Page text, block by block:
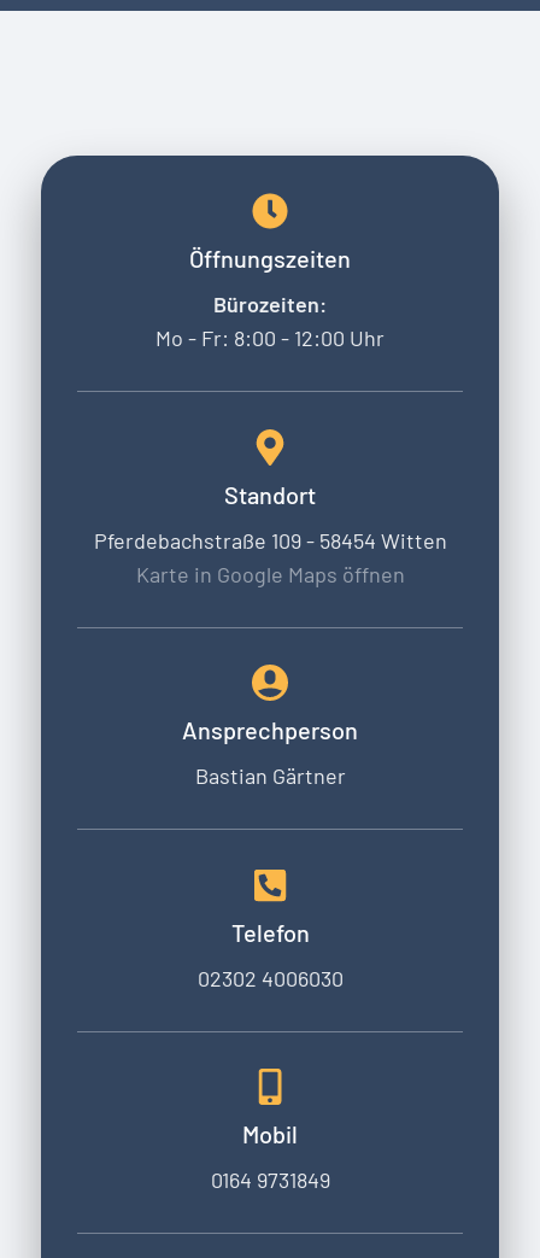
Öffnungszeiten
Bürozeiten:
Mo - Fr: 8:00 - 12:00 Uhr
Standort
Pferdebachstraße 109 - 58454 Witten
Karte in Google Maps öffnen
Ansprechperson
Bastian Gärtner
Telefon
02302 4006030
Mobil
0164 9731849